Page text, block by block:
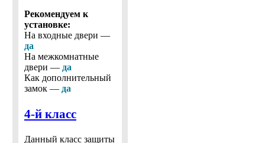
Рекомендуем к
установке:
На входные двери —
да
На межкомнатные
двери — да
Как дополнительный
замок — да
4-й класс
Данный класс защиты